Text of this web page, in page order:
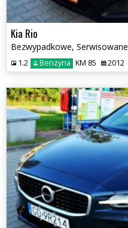
Kia Rio
Bezwypadkowe, Serwisowane
1.2 Benzyna KM 85 2012